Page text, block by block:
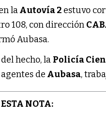
laAutovía 2 estuvo
108, con dirección
Aubasa.
hecho, la Policía
de Aubasa,
NOTA: